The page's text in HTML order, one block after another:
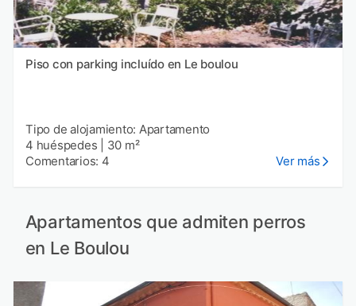
Piso con parking incluído en Le boulou
Tipo de alojamiento: Apartamento
4 huéspedes
30 m²
Comentarios: 4
Ver más
Apartamentos que admiten perros
en Le Boulou